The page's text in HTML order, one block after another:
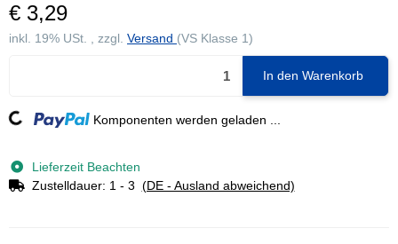
€ 3,29
inkl. 19% USt. , zzgl. Versand (VS Klasse 1)
In den Warenkorb
Loading... Komponenten werden geladen ...
Lieferzeit Beachten
Zustelldauer: 1 - 3 (DE - Ausland abweichend)